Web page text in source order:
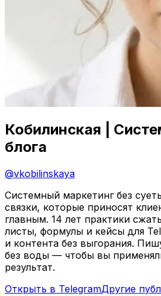
Кобилинская |
блога
@vkobilinskaya
Системный маркетинг без
связки, которые приносят
главным. 14 лет практики
листы, формулы и кейсы для
и контента без выгорания.
без воды — чтобы вы
результат.
Открыть в TelegramДругие